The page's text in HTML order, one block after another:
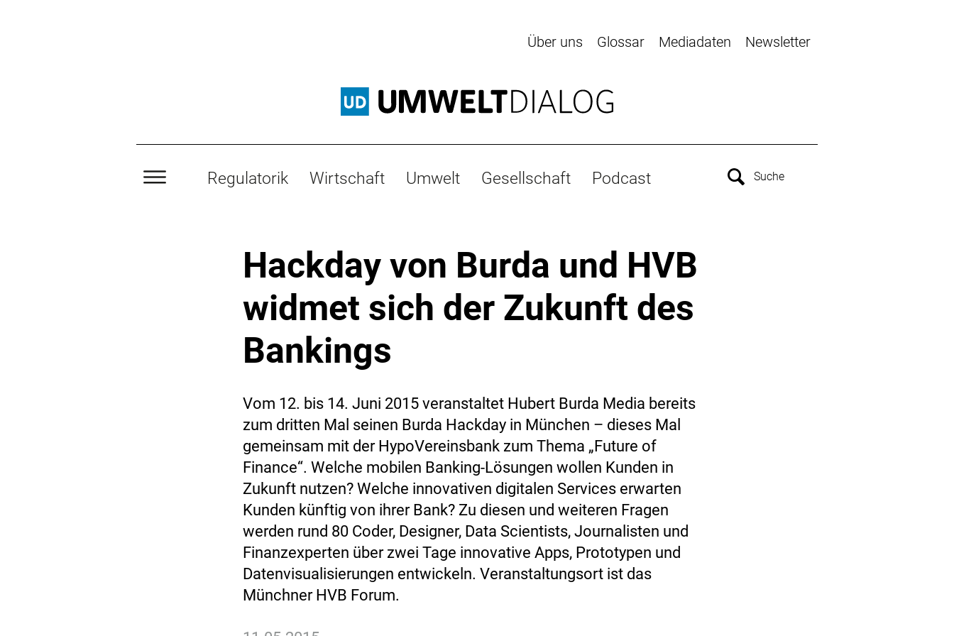
Über uns Glossar Mediadaten Newsletter
Regulatorik Wirtschaft Umwelt Gesellschaft Podcast
Hackday von Burda und HVB
widmet sich der Zukunft des
Bankings
Vom 12. bis 14. Juni 2015 veranstaltet Hubert Burda Media bereits
zum dritten Mal seinen Burda Hackday in München – dieses Mal
gemeinsam mit der HypoVereinsbank zum Thema „Future of
Finance“. Welche mobilen Banking-Lösungen wollen Kunden in
Zukunft nutzen? Welche innovativen digitalen Services erwarten
Kunden künftig von ihrer Bank? Zu diesen und weiteren Fragen
werden rund 80 Coder, Designer, Data Scientists, Journalisten und
Finanzexperten über zwei Tage innovative Apps, Prototypen und
Datenvisualisierungen entwickeln. Veranstaltungsort ist das
Münchner HVB Forum.